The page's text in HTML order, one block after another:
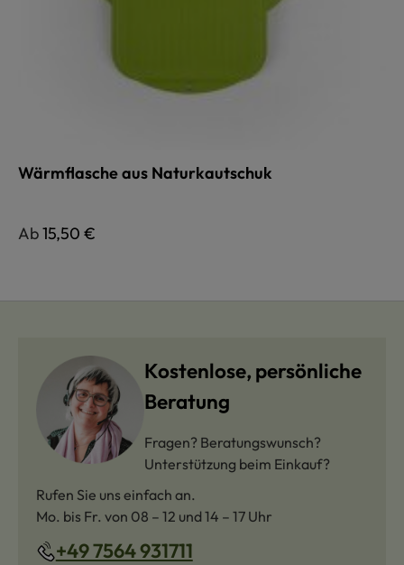
Wärmflasche aus Naturkautschuk
Regulärer Preis:
Ab15,50 €
Kostenlose, persönliche
Beratung
Fragen? Beratungswunsch?
Unterstützung beim Einkauf?
Rufen Sie uns einfach an.
Mo. bis Fr. von 08 – 12 und 14 – 17 Uhr
+49 7564 931711